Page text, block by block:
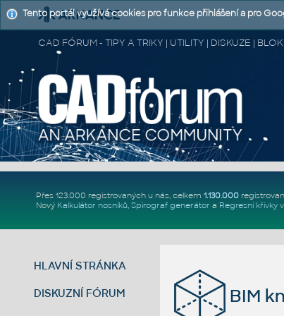
CAD FÓRUM - TIPY A TRIKY | UTILITY | DISKUZE |
Přes 123.000 registrovaných u nás, celkem 1.130.000
Nový Kalkulátor nosníků, Spirograf generátor a Regresní křivkyv
HLAVNÍ STRÁNKA
DISKUZNÍ FÓRUM BIM
Tento portál využívá cookies pro funkce přihlášení a pro